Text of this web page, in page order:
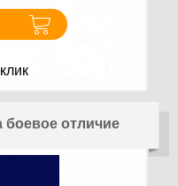
боевое отличие